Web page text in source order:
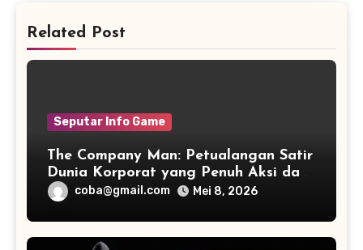
Related Post
Seputar Info Game
The Company Man: Petualangan Satir
Dunia Korporat yang Penuh Aksi dan
Humorcoba@gmail.com Mei 8, 2026